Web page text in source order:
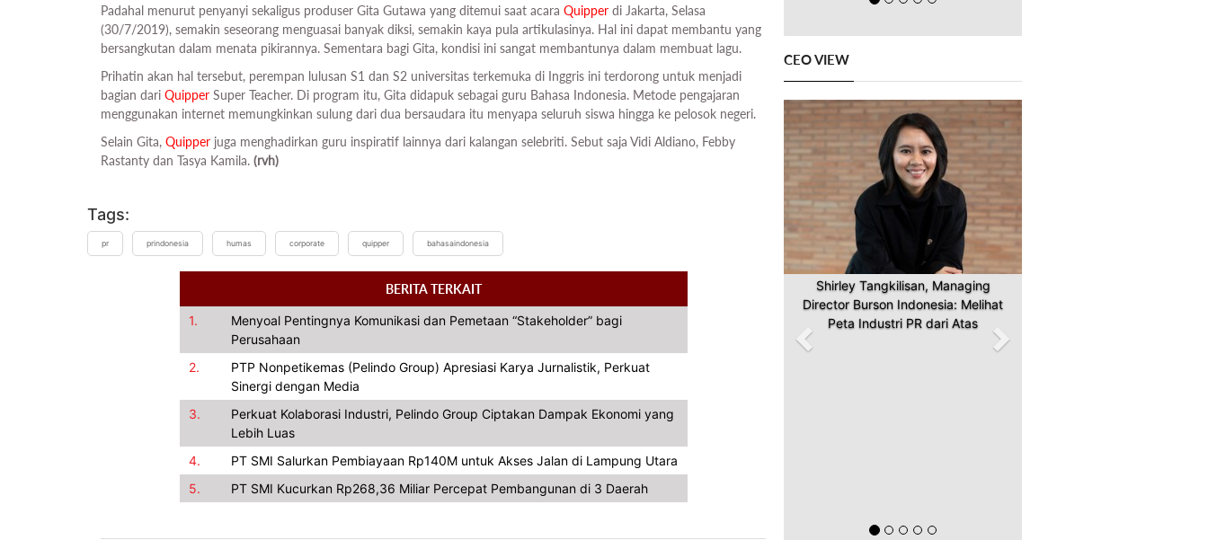
Padahal menurut penyanyi sekaligus produser Gita Gutawa yang ditemui saat acara Quipper di Jakarta, Selasa
(30/7/2019), semakin seseorang menguasai banyak diksi, semakin kaya pula artikulasinya. Hal ini dapat membantu yang
bersangkutan dalam menata pikirannya. Sementara bagi Gita, kondisi ini sangat membantunya dalam membuat lagu.
Prihatin akan hal tersebut, perempan lulusan S1 dan S2 universitas terkemuka di Inggris ini terdorong untuk menjadi
bagian dari Quipper Super Teacher. Di program itu, Gita didapuk sebagai guru Bahasa Indonesia. Metode pengajaran
menggunakan internet memungkinkan sulung dari dua bersaudara itu menyapa seluruh siswa hingga ke pelosok negeri.
Selain Gita, Quipper juga menghadirkan guru inspiratif lainnya dari kalangan selebriti. Sebut saja Vidi Aldiano, Febby
Rastanty dan Tasya Kamila. (rvh)
Tags:
pr prindonesia humas corporate quipper bahasaindonesia
BERITA TERKAIT
1.
Menyoal Pentingnya Komunikasi dan Pemetaan “Stakeholder” bagi
Perusahaan
2.
PTP Nonpetikemas (Pelindo Group) Apresiasi Karya Jurnalistik, Perkuat
Sinergi dengan Media
3.
Perkuat Kolaborasi Industri, Pelindo Group Ciptakan Dampak Ekonomi yang
Lebih Luas
4.
PT SMI Salurkan Pembiayaan Rp140M untuk Akses Jalan di Lampung Utara
5.
PT SMI Kucurkan Rp268,36 Miliar Percepat Pembangunan di 3 Daerah
CEO VIEW
Shirley Tangkilisan, Managing
Director Burson Indonesia: Melihat
Peta Industri PR dari Atas
Previous Next